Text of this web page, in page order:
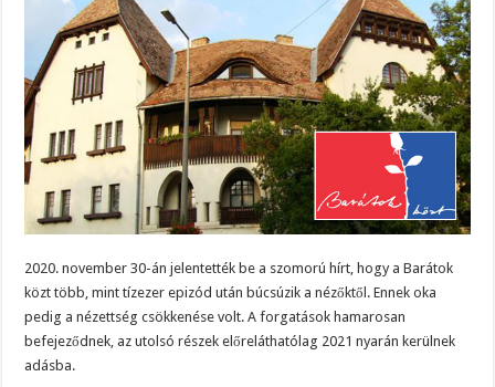
2020. november 30-án jelentették be a szomorú hírt, hogy a Barátok
közt több, mint tízezer epizód után búcsúzik a nézőktől. Ennek oka
pedig a nézettség csökkenése volt. A forgatások hamarosan
befejeződnek, az utolsó részek előreláthatólag 2021 nyarán kerülnek
adásba.